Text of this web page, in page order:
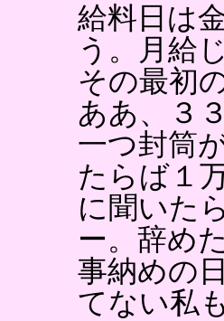
給料日は
う。月給
その最初
ああ、３
一つ封筒
たらば１
に聞いた
ー。辞め
事納めの
てない私